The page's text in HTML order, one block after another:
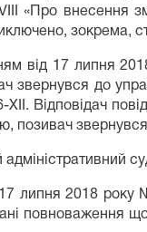
«Про внесення
зокрема,
від 17 липня
звернувся до
Відповідач
позивач
липня 2018
повноваження